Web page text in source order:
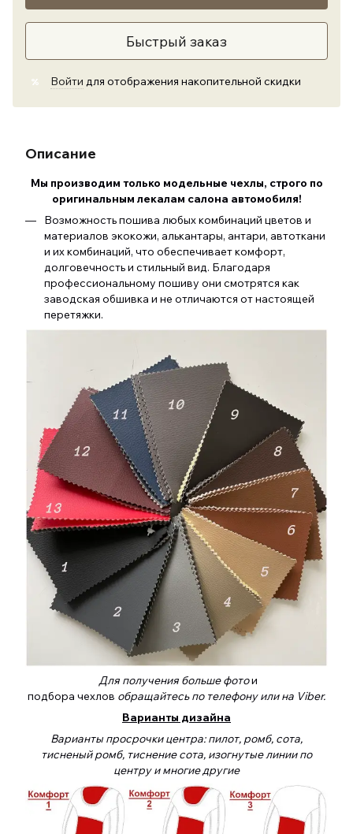
Быстрый заказ
% Войти для отображения накопительной скидки
Описание
Мы производим только модельные чехлы, строго по
оригинальным лекалам салона автомобиля!
Возможность пошива любых комбинаций цветов и
материалов экокожи, алькантары, антари, автоткани
и их комбинаций, что обеспечивает комфорт,
долговечность и стильный вид. Благодаря
профессиональному пошиву они смотрятся как
заводская обшивка и не отличаются от настоящей
перетяжки.
Для получения больше фотои
подбора чехлов обращайтесь по телефону или на Viber.
Варианты дизайна
Варианты просрочки центра: пилот, ромб, сота,
тисненый ромб, тиснение сота, изогнутые линии по
центру и многие другие